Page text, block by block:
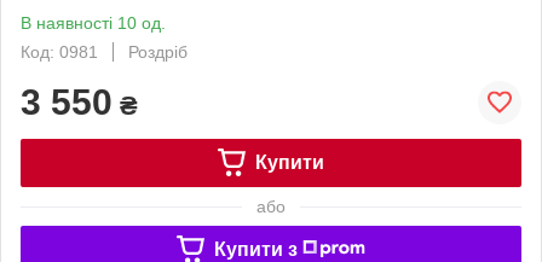
В наявності 10 од.
Код: 0981
Роздріб
3 550 ₴
Купити
або
Купити з